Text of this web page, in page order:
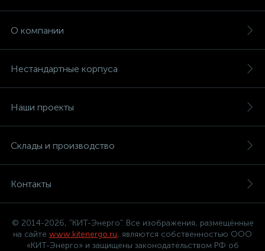
О компании
Нестандартные корпуса
Наши проекты
Склады и производство
Контакты
© 2014-2026, "КИТ-Энерго". Все изображения, размещённые
на сайте www.kitenergo.ru, являются собственностью ООО
«КИТ-Энерго» и защищены законодательством РФ об